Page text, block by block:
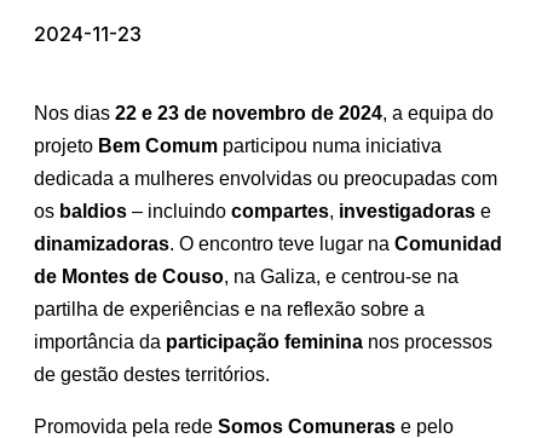
2024-11-23
Nos dias 22 e 23 de novembro de 2024, a equipa do
projeto Bem Comum participou numa iniciativa
dedicada a mulheres envolvidas ou preocupadas com
os baldios – incluindo compartes, investigadoras e
dinamizadoras. O encontro teve lugar na Comunidad
de Montes de Couso, na Galiza, e centrou-se na
partilha de experiências e na reflexão sobre a
importância da participação feminina nos processos
de gestão destes territórios.
Promovida pela rede Somos Comuneras e pelo